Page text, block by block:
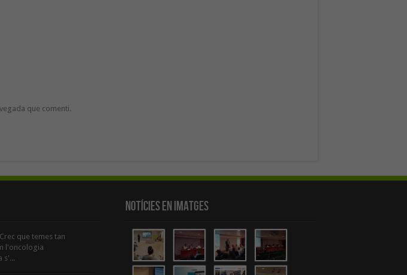
que comenti.
que temes tan
l'oncologia
s'...
Notícies en Imatges